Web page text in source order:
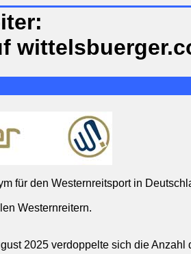
für den Westernreitsport in
Westernreitern.
2025 verdoppelte sich die Anzahl